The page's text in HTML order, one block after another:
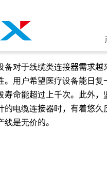
备对于线缆类连接器需求
。用户希望医疗设备能日
寿命能超过上千次。此外
的电缆连接器时，有着悠
是无价的。